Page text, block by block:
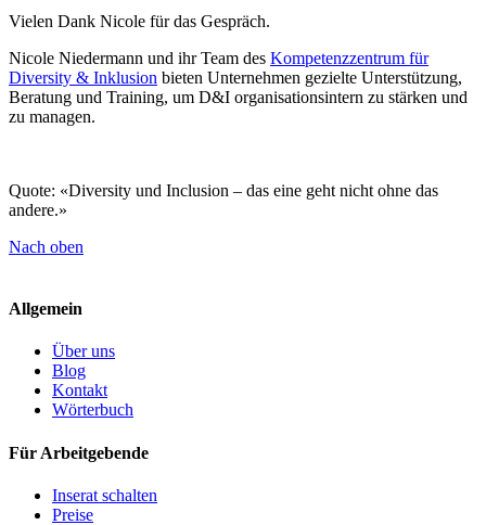
Vielen Dank Nicole für das Gespräch.
Nicole Niedermann und ihr Team des Kompetenzzentrum für
Diversity & Inklusion bieten Unternehmen gezielte Unterstützung,
Beratung und Training, um D&I organisationsintern zu stärken und
zu managen.
Quote: «Diversity und Inclusion – das eine geht nicht ohne das
andere.»
Nach oben
Allgemein
Über uns
Blog
Kontakt
Wörterbuch
Für Arbeitgebende
Inserat schalten
Preise